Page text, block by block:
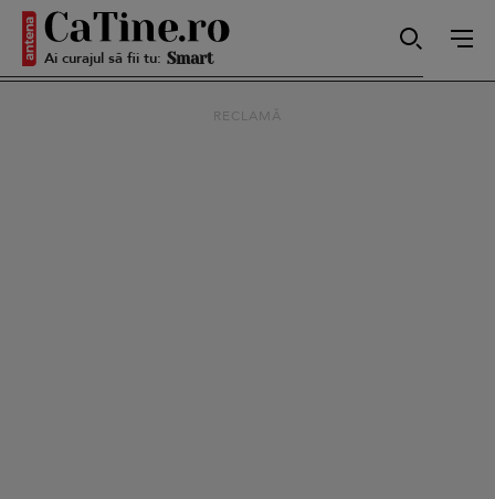
Ai curajul să fii tu: Autentică
RECLAMĂ